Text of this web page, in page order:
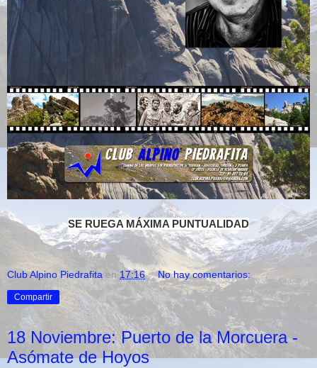
SE RUEGA MÁXIMA PUNTUALIDAD
Club Alpino Piedrafita en 17:16 No hay comentarios:
Compartir
18 Noviembre: Puerto de la Morcuera -
Asómate de Hoyos